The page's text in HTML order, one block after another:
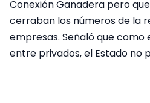
Conexión Ganadera pero
cerraban los números de la
empresas. Señaló que como
entre privados, el Estado no